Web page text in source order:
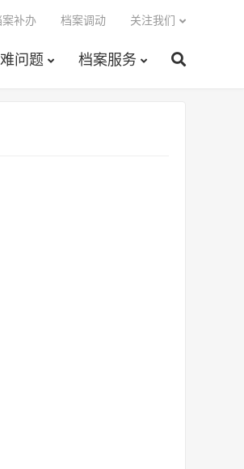
问题 档案服务
案补办 档案调动 关注我们